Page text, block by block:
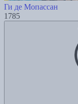
Ги де Мопассан
1785